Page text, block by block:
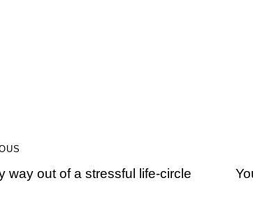
way out of a stressful life-circle